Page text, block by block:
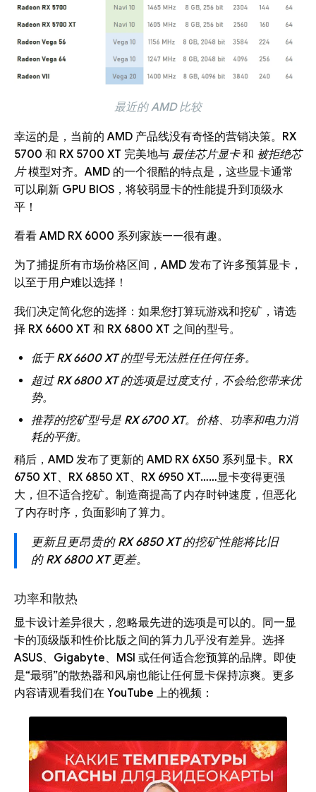
最近的 AMD 比较
幸运的是，当前的 AMD 产品线没有奇怪的营销决策。RX
5700 和 RX 5700 XT 完美地与 最佳芯片显卡和 被拒绝芯
片模型对齐。AMD 的一个很酷的特点是，这些显卡通常
可以刷新 GPU BIOS，将较弱显卡的性能提升到顶级水
平！
看看 AMD RX 6000 系列家族——很有趣。
为了捕捉所有市场价格区间，AMD 发布了许多预算显卡，
以至于用户难以选择！
我们决定简化您的选择：如果您打算玩游戏和挖矿，请选
择 RX 6600 XT 和 RX 6800 XT 之间的型号。
低于 RX 6600 XT 的型号无法胜任任何任务。
超过 RX 6800 XT 的选项是过度支付，不会给您带来优
势。
推荐的挖矿型号是 RX 6700 XT。价格、功率和电力消
耗的平衡。
稍后，AMD 发布了更新的 AMD RX 6X50 系列显卡。RX
6750 XT、RX 6850 XT、RX 6950 XT……显卡变得更强
大，但不适合挖矿。制造商提高了内存时钟速度，但恶化
了内存时序，负面影响了算力。
更新且更昂贵的 RX 6850 XT 的挖矿性能将比旧
的 RX 6800 XT 更差。
功率和散热
显卡设计差异很大，忽略最先进的选项是可以的。同一显
卡的顶级版和性价比版之间的算力几乎没有差异。选择
ASUS、Gigabyte、MSI 或任何适合您预算的品牌。即使
是“最弱”的散热器和风扇也能让任何显卡保持凉爽。更多
内容请观看我们在 YouTube 上的视频：